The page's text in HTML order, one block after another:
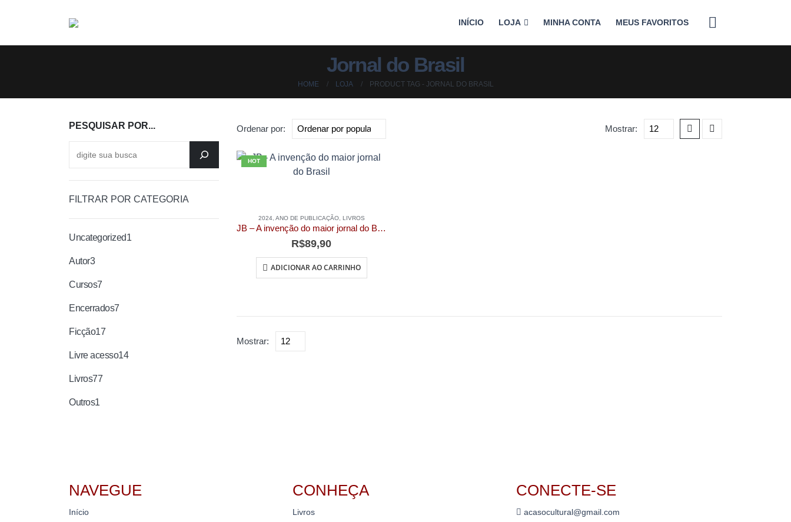
INÍCIO LOJA MINHA CONTA MEUS FAVORITOS
Jornal do Brasil
HOME LOJA PRODUCT TAG - JORNAL DO BRASIL
Ordenar por: Mostrar:
HOT
2024, ANO DE PUBLICAÇÃO, LIVROS
JB – A invenção do maior jornal do Brasil
R$89,90
ADICIONAR AO CARRINHO
Mostrar:
PESQUISAR POR...
FILTRAR POR CATEGORIA
Uncategorized1
Autor3
Cursos7
Encerrados7
Ficção17
Livre acesso14
Livros77
Outros1
NAVEGUE
Início
CONHEÇA
Livros
CONECTE-SE
acasocultural@gmail.com